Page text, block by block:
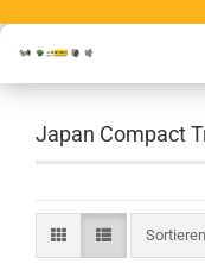
Japan Compact